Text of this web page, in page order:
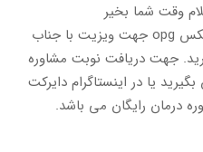
وقت شما بخیر
لطفا همراه با عکس opg جهت ویزیت با جناب
جهت دریافت نوبت مشاوره
یا در اینستاگرام دایرکت
درمان رایگان می باشد.